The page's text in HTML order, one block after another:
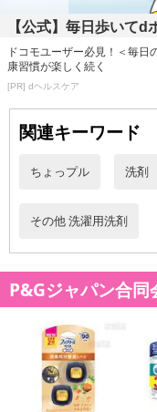
※お支払い方法は、電話
トの利用となります。
※お申込み頂きました商
ます。
※会員様のご都合でお受
不在票にてご対応くださ
※発送予定日は前後する
日が異なります。
※dショッピングサンプル
だいた後のご感想をいた
禁じます。
転売等、目的以外での
止させていただきます。
【公式】毎日歩いてd
ドコモユーザー必見！＜毎日
康習慣が楽しく続く
[PR] dヘルスケア
関連キーワード
ちょっプル 洗剤
その他 洗濯用洗剤
P&Gジャパン合